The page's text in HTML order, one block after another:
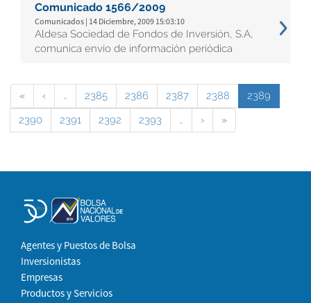
Comunicado 1566/2009
Comunicados | 14 Diciembre, 2009 15:03:10
Aldesa Sociedad de Fondos de Inversión, S.A,
comunica envío de información periódica
« ‹ … 2385 2386 2387 2388
2389
2390
2391 2392 2393 … › »
Agentes y Puestos de Bolsa
Inversionistas
Empresas
Productos y Servicios